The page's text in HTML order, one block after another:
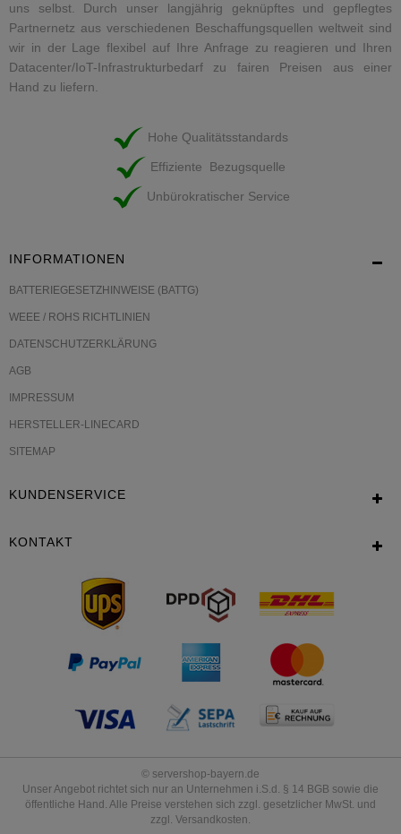
uns selbst. Durch unser langjährig geknüpftes und gepflegtes
Partnernetz aus verschiedenen Beschaffungsquellen weltweit sind
wir in der Lage flexibel auf Ihre Anfrage zu reagieren und Ihren
Datacenter/IoT-Infrastrukturbedarf zu fairen Preisen aus einer
Hand zu liefern.
Hohe Qualitätsstandards
Effiziente Bezugsquelle
Unbürokratischer Service
INFORMATIONEN
BATTERIEGESETZHINWEISE (BATTG)
WEEE / ROHS RICHTLINIEN
DATENSCHUTZERKLÄRUNG
AGB
IMPRESSUM
HERSTELLER-LINECARD
SITEMAP
KUNDENSERVICE
KONTAKT
© servershop-bayern.de
Unser Angebot richtet sich nur an Unternehmen i.S.d. § 14 BGB sowie die
öffentliche Hand. Alle Preise verstehen sich zzgl. gesetzlicher MwSt. und
zzgl. Versandkosten.